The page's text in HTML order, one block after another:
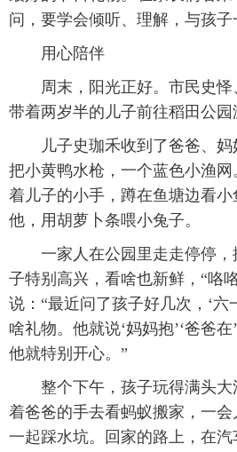
看天下 晋月读
太原日报
问，要学会倾听、理解，与孩子
用心陪伴
周末，阳光正好。市民史怿
带着两岁半的儿子前往稻田公园
儿子史珈禾收到了爸爸、妈
把小黄鸭水枪，一个蓝色小渔
着儿子的小手，蹲在鱼塘边看
他，用胡萝卜条喂小兔子。
一家人在公园里走走停停，
子特别高兴，看啥也新鲜，“咯
说：“最近问了孩子好几次，‘六
啥礼物。他就说‘妈妈抱’‘爸爸在
他就特别开心。”
整个下午，孩子玩得满头大
着爸爸的手去看蚂蚁搬家，一
一起踩水坑。回家的路上，在